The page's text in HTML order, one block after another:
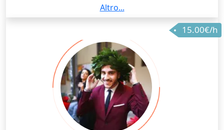
Ho sempre provato un forte interesse per le lingue e
la letteratura, e durante il mio percorso universitario
ho imparato che ogni lingua ha una storia piena di
cause ed effetti che l'ha portata ad essere come è
oggi. Imparare una lingua non dovrebbe essere
tedioso, dovrebbe essere affascinante, ed è questo
che cerco di fare nelle mie lezioni, cerco sempre di
trasformare l'apprendimento in un momento
piacevole. Non apprezzo il metodo di studio
dell'imparare tutto a memoria, ho capito dopo tanti
anni di studio che le cose bisogna prima
Altro...
15.00€/h